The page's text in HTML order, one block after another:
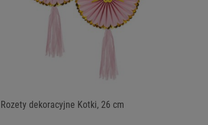
Rozety dekoracyjne Kotki, 26 cm